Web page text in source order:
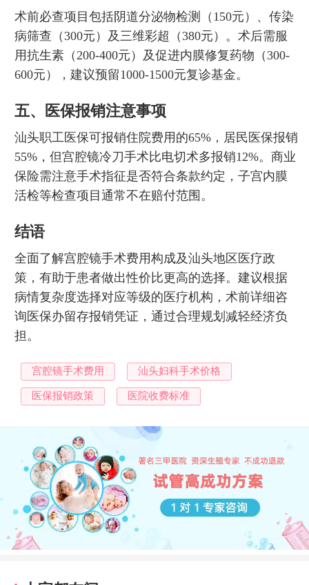
术前必查项目包括阴道分泌物检测（150元）、传染
病筛查（300元）及三维彩超（380元）。术后需服
用抗生素（200-400元）及促进内膜修复药物（300-
600元），建议预留1000-1500元复诊基金。
五、医保报销注意事项
汕头职工医保可报销住院费用的65%，居民医保报销
55%，但宫腔镜冷刀手术比电切术多报销12%。商业
保险需注意手术指征是否符合条款约定，子宫内膜
活检等检查项目通常不在赔付范围。
结语
全面了解宫腔镜手术费用构成及汕头地区医疗政
策，有助于患者做出性价比更高的选择。建议根据
病情复杂度选择对应等级的医疗机构，术前详细咨
询医保办留存报销凭证，通过合理规划减轻经济负
担。
宫腔镜手术费用 汕头妇科手术价格
医保报销政策 医院收费标准